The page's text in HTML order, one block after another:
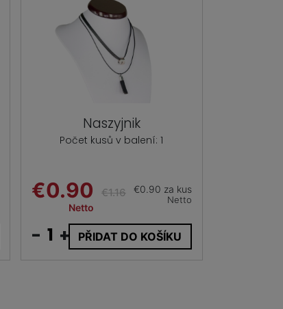
Naszyjnik
Počet kusů v balení: 1
€0.90
Netto
€1.16 €0.90 za kus
Netto
- + PŘIDAT DO KOŠÍKU